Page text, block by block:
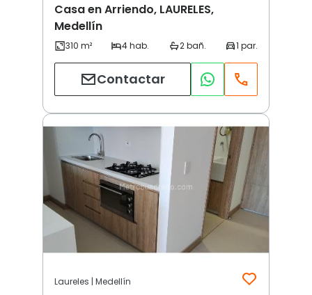
Casa en Arriendo, LAURELES,
Medellín
Contactar
Laureles | Medellín